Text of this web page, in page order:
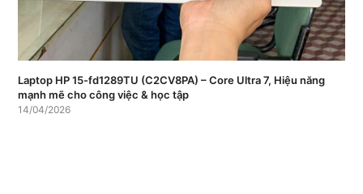
Laptop HP 15-fd1289TU (C2CV8PA) – Core Ultra 7, Hiệu năng
mạnh mẽ cho công việc & học tập
14/04/2026